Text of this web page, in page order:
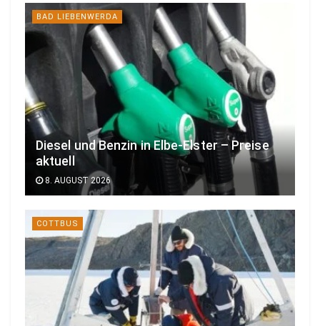
BAD LIEBENWERDA
Diesel und Benzin in Elbe-Elster – Preise
aktuell
8. AUGUST 2026
COTTBUS